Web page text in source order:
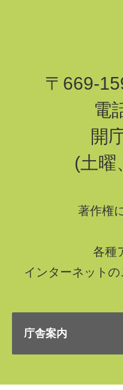
〒669-
電
開
(土曜
著作権
各種
インターネット
庁舎案内